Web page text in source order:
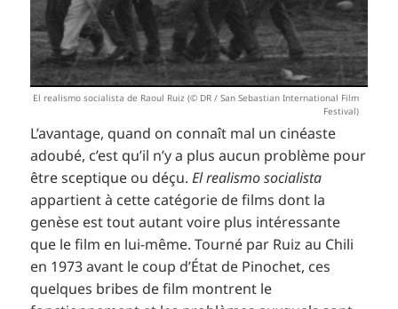
El realismo socialista de Raoul Ruiz (© DR / San Sebastian International Film
Festival)
L’avantage, quand on connaît mal un cinéaste
adoubé, c’est qu’il n’y a plus aucun problème pour
être sceptique ou déçu.El realismo socialista
appartient à cette catégorie de films dont la
genèse est tout autant voire plus intéressante
que le film en lui-même. Tourné par Ruiz au Chili
en 1973 avant le coup d’État de Pinochet, ces
quelques bribes de film montrent le